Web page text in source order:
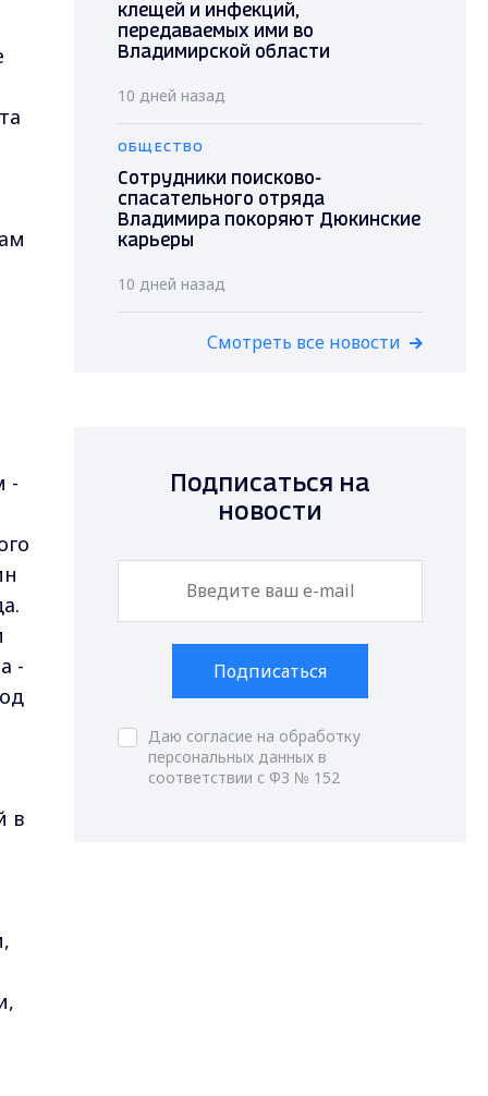
-
-
в
клещей и инфекций,
передаваемых ими во
Владимирской области
10 дней назад
ОБЩЕСТВО
Сотрудники поисково-
спасательного отряда
Владимира покоряют Дюкинские
карьеры
10 дней назад
Смотреть все новости
Подписаться на
новости
Подписаться
Даю согласие на обработку
персональных данных в
соответствии с ФЗ № 152